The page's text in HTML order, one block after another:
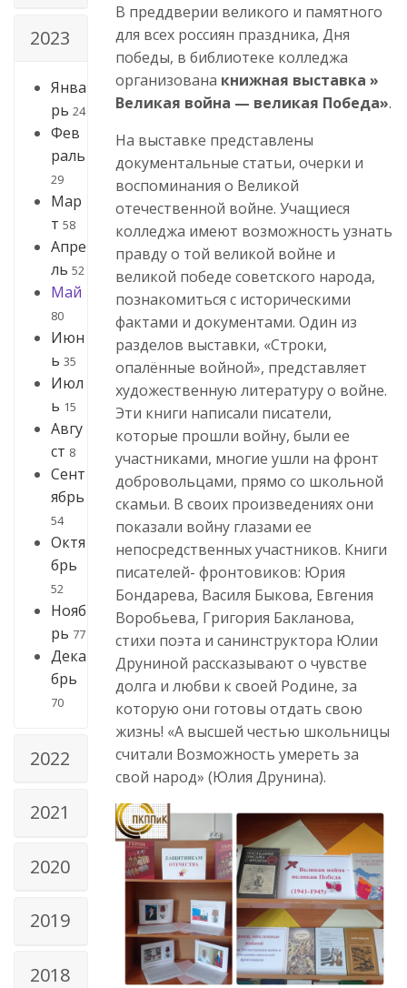
2023
Янва
рь 24
Фев
раль
29
Мар
т 58
Апре
ль 52
Май
80
Июн
ь 35
Июл
ь 15
Авгу
ст 8
Сент
ябрь
54
Октя
брь
52
Нояб
рь 77
Дека
брь
70
2022
2021
2020
2019
2018
В преддверии великого и памятного
для всех россиян праздника, Дня
победы, в библиотеке колледжа
организована книжная выставка »
Великая война — великая Победа».
На выставке представлены
документальные статьи, очерки и
воспоминания о Великой
отечественной войне. Учащиеся
колледжа имеют возможность узнать
правду о той великой войне и
великой победе советского народа,
познакомиться с историческими
фактами и документами. Один из
разделов выставки, «Строки,
опалённые войной», представляет
художественную литературу о войне.
Эти книги написали писатели,
которые прошли войну, были ее
участниками, многие ушли на фронт
добровольцами, прямо со школьной
скамьи. В своих произведениях они
показали войну глазами ее
непосредственных участников. Книги
писателей- фронтовиков: Юрия
Бондарева, Василя Быкова, Евгения
Воробьева, Григория Бакланова,
стихи поэта и санинструктора Юлии
Друниной рассказывают о чувстве
долга и любви к своей Родине, за
которую они готовы отдать свою
жизнь! «А высшей честью школьницы
считали Возможность умереть за
свой народ» (Юлия Друнина).